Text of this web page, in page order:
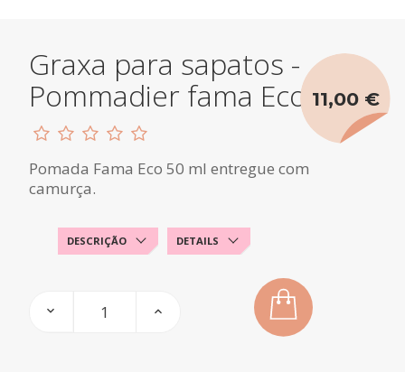
Graxa para sapatos -
Pommadier fama Eco
Pomada Fama Eco 50 ml entregue com
camurça.
11,00 €
DESCRIÇÃO DETAILS